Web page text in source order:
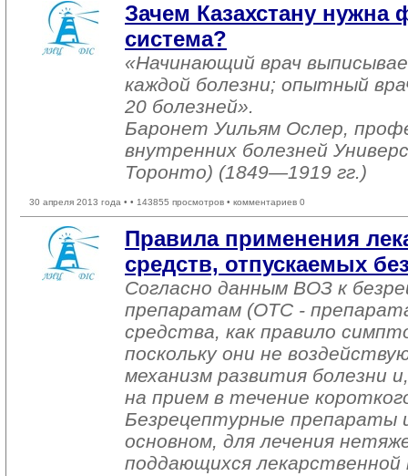
Зачем Казахстану нужна
система?
«Начинающий врач
каждой болезни; опытный
20 болезней».
Баронет Уильям Ослер,
внутренних болезней
Торонто) (1849—1919 гг.)
30 апреля 2013 года • • 143855 просмотров • комментариев 0
Правила применения
средств, отпускаемых
Согласно данным ВОЗ к
препаратам (ОТС -
средства, как правило
поскольку они не
механизм развития болезни
на прием в течение
Безрецептурные препараты
основном, для лечения
поддающихся лекарственной